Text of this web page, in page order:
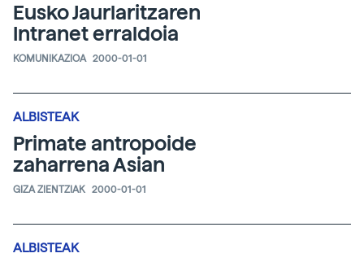
Eusko Jaurlaritzaren
Intranet erraldoia
KOMUNIKAZIOA 2000-01-01
ALBISTEAK
Primate antropoide
zaharrena Asian
GIZA ZIENTZIAK 2000-01-01
ALBISTEAK